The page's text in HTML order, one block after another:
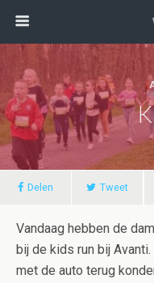
Delen Tweet
Vandaag hebben de
bij de kids run bij
met de auto terug